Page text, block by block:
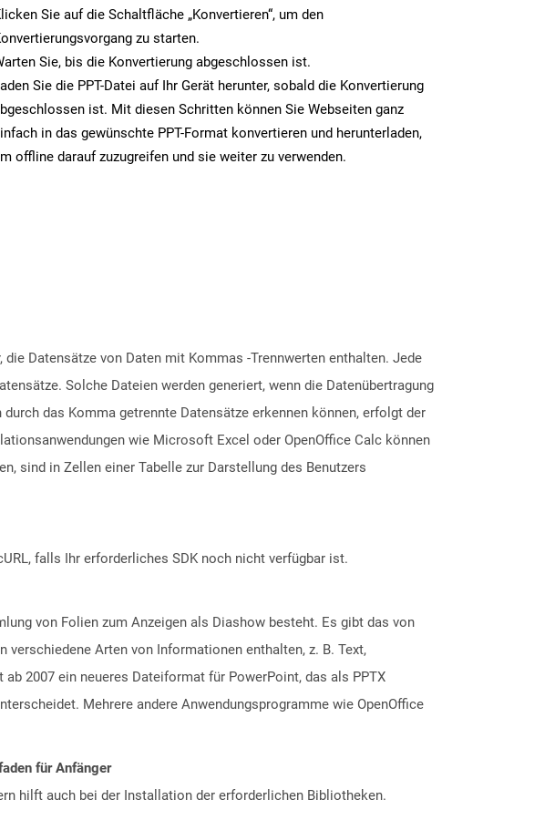
Sie auf die Schaltfläche „Konvertieren“, um den
zu starten.
Sie, bis die Konvertierung abgeschlossen ist.
Sie die PPT-Datei auf Ihr Gerät herunter, sobald die Konvertierung
ist. Mit diesen Schritten können Sie Webseiten ganz
in das gewünschte PPT-Format konvertieren und herunterladen,
offline darauf zuzugreifen und sie weiter zu verwenden.
Datensätze von Daten mit Kommas -Trennwerten enthalten. Jede
Solche Dateien werden generiert, wenn die Datenübertragung
das Komma getrennte Datensätze erkennen können, erfolgt der
wie Microsoft Excel oder OpenOffice Calc können
sind in Zellen einer Tabelle zur Darstellung des Benutzers
falls Ihr erforderliches SDK noch nicht verfügbar ist.
von Folien zum Anzeigen als Diashow besteht. Es gibt das von
Arten von Informationen enthalten, z. B. Text,
2007 ein neueres Dateiformat für PowerPoint, das als PPTX
Mehrere andere Anwendungsprogramme wie OpenOffice
für Anfänger
hilft auch bei der Installation der erforderlichen Bibliotheken.